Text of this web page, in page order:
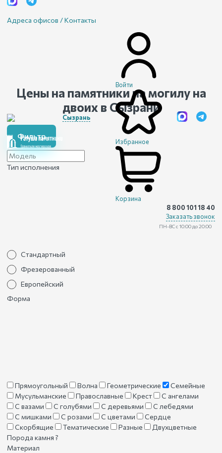
Адреса офисов / Контакты
Сызрань
Войти
Избранное
Корзина
8 800 101 18 40
Заказать звонок
ПН-ВС с 10:00 до 20:00
Цены на памятники на могилу на
двоих в Сызрани
Фильтр
Тип исполнения
Стандартный
Фрезерованный
Европейский
Форма
Прямоугольный Волна Геометрические
Семейные
Мусульманские
Православные Крест
С ангелами
С вазами
С голубями С деревьями
С лебедями
С мишками
С розами С цветами
Сердце
Скорбящие
Тематические Разные
Двухцветные
Порода камня ?
Материал